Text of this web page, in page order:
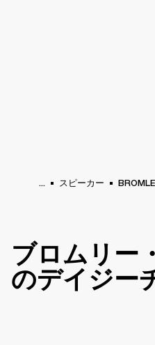
... スピーカー
ブロムリー
のデイジー